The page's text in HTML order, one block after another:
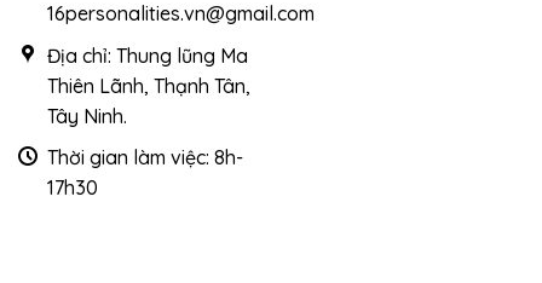
16personalities.vn@gmail.com
Địa chỉ: Thung lũng Ma
Thiên Lãnh, Thạnh Tân,
Tây Ninh.
Thời gian làm việc: 8h-
17h30